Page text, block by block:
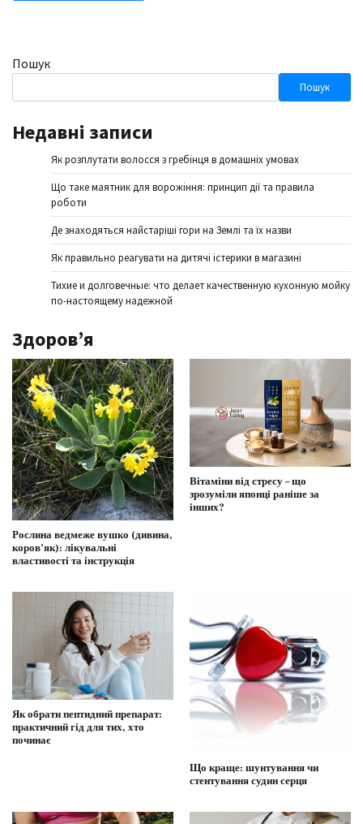
Пошук
Пошук
Недавні записи
Як розплутати волосся з гребінця в домашніх умовах
Що таке маятник для ворожіння: принцип дії та правила
роботи
Де знаходяться найстаріші гори на Землі та їх назви
Як правильно реагувати на дитячі істерики в магазині
Тихие и долговечные: что делает качественную кухонную мойку
по-настоящему надежной
Здоров’я
Рослина ведмеже вушко (дивина,
коров’як): лікувальні
властивості та інструкція
Вітаміни від стресу – що
зрозуміли японці раніше за
інших?
Як обрати пептидний препарат:
практичний гід для тих, хто
починає
Що краще: шунтування чи
стентування судин серця